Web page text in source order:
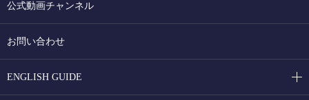
公式動画チャンネル
お問い合わせ
ENGLISH GUIDE